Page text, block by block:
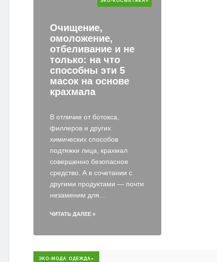
Очищение,
омоложение,
отбеливание и не
только: на что
способны эти 5
масок на основе
крахмала
В отличие от ботокса,
филлеров и других
химических способов
подтяжки лица, крахмал
совершенно безопасное
средство. А в сочетании с
другими продуктами — почти
незаменим для...
ЧИТАТЬ ДАЛЕЕ »
ЭКО-МОДА ОДЕЖДА»